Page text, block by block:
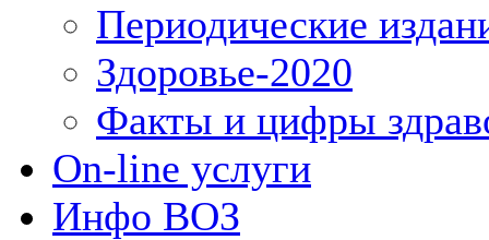
Периодические
Здоровье-2020
Факты и цифры
On-line услуги
Инфо ВОЗ